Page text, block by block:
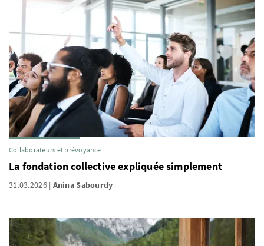
Collaborateurs et prévoyance
La fondation collective expliquée simplement
31.03.2026 Anina Sabourdy